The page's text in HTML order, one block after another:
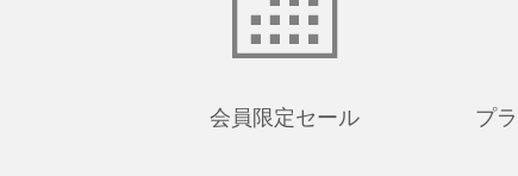
会員限定セール プ